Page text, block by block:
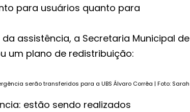
para usuários quanto para
assistência, a Secretaria Municipal de
um plano de redistribuição:
serão transferidos para a UBS Álvaro Corrêa | Foto: Sarah
estão sendo realizados